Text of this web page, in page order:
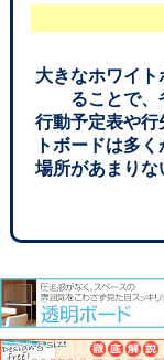
大きなホワイ
ることで、
行動予定表や行
トボードは多
場所があまり